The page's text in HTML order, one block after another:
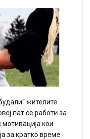
жителите
пат се работи за
кои
за кратко време